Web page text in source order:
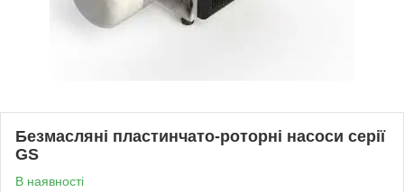
Безмасляні пластинчато-роторні насоси серії
GS
В наявності